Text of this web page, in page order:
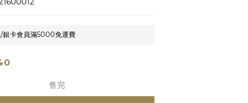
銀卡會員滿5000免運費
售完